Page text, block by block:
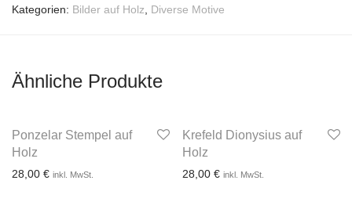
Kategorien: Bilder auf Holz Diverse Motive
Ähnliche Produkte
Ponzelar Stempel auf
Holz
28,00 € inkl. MwSt.
Krefeld Dionysius auf
Holz
28,00 € inkl. MwSt.